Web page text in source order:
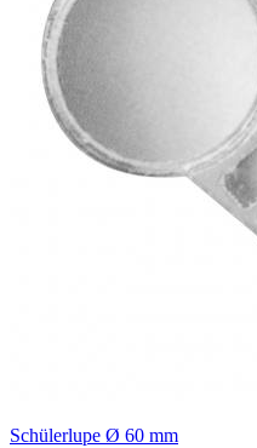
Schülerlupe Ø 60 mm